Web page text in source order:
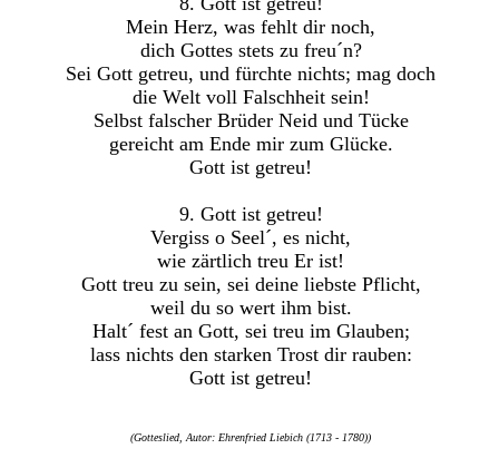
Mein Herz, was fehlt dir noch,
dich Gottes stets zu freu´n?
Sei Gott getreu, und fürchte nichts; mag doch
die Welt voll Falschheit sein!
Selbst falscher Brüder Neid und Tücke
gereicht am Ende mir zum Glücke.
Gott ist getreu!
9. Gott ist getreu!
Vergiss o Seel´, es nicht,
wie zärtlich treu Er ist!
Gott treu zu sein, sei deine liebste Pflicht,
weil du so wert ihm bist.
Halt´ fest an Gott, sei treu im Glauben;
lass nichts den starken Trost dir rauben:
Gott ist getreu!
(Gotteslied, Autor: Ehrenfried Liebich (1713 - 1780))